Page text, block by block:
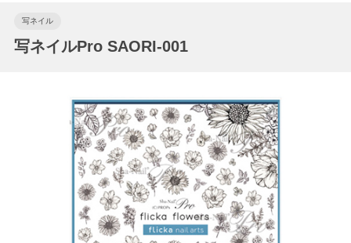
写ネイル
写ネイルPro SAORI-001